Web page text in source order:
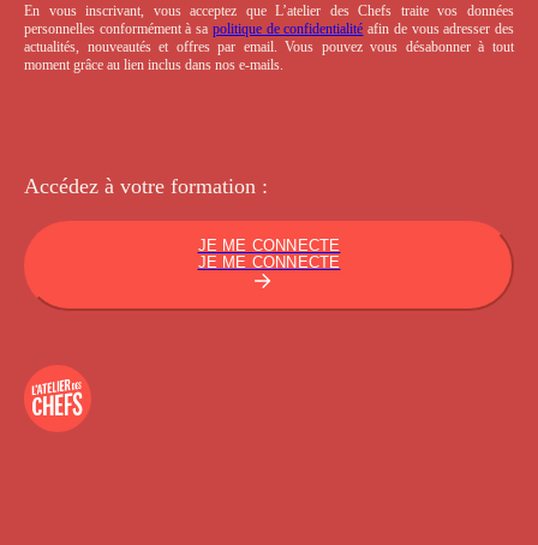
En vous inscrivant, vous acceptez que L’atelier des Chefs traite vos données
personnelles conformément à sa politique de confidentialité afin de vous adresser des
actualités, nouveautés et offres par email. Vous pouvez vous désabonner à tout
moment grâce au lien inclus dans nos e-mails.
Accédez à votre formation :
JE ME CONNECTE
JE ME CONNECTE